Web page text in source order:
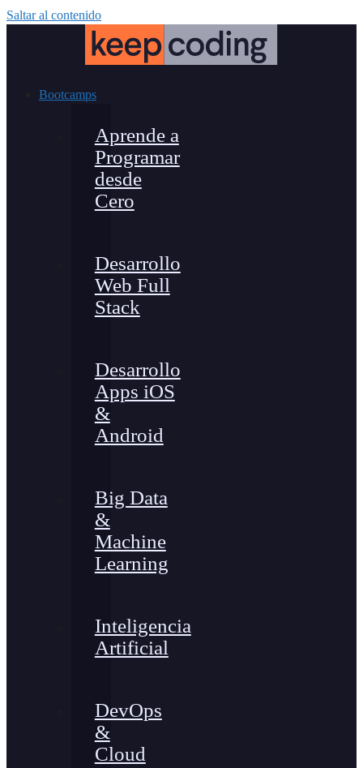
Saltar al contenido
Bootcamps
Aprende a
Programar
desde
Cero
Desarrollo
Web Full
Stack
Desarrollo
Apps iOS
&
Android
Big Data
&
Machine
Learning
Inteligencia
Artificial
DevOps
&
Cloud